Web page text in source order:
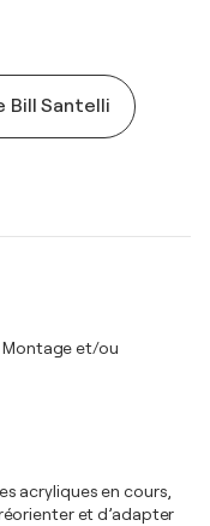
Bill Santelli
Montage et/ou
acryliques en cours,
et d’adapter